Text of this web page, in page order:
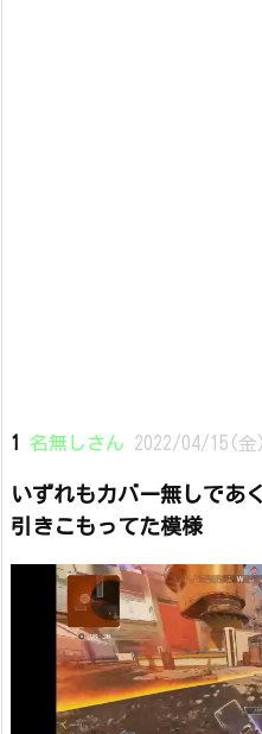
1 名無しさん 2022/04/15(
いずれもカバー無しであ
引きこもってた模様